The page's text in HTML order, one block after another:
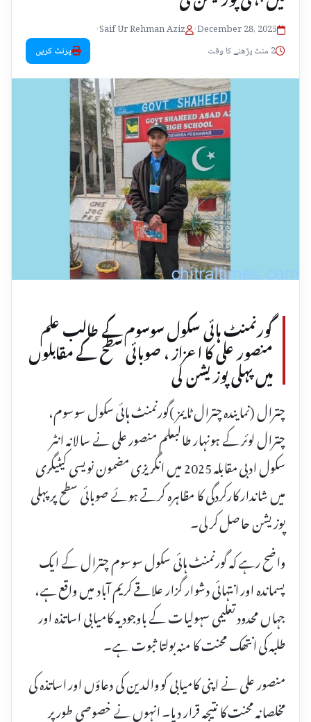
December 28, 2025
•
Saif Ur Rehman Aziz
•
2 منٹ پڑھنے کا وقت
پرنٹ کریں
گورنمنٹ ہائی سکول سوسوم کے طالب علم
منصور علی کا اعزاز ، صوبائی سطح کے مقابلوں
میں پہلی پوزیشن لی
چترال (نمایندہ چترال ٹایمز )گورنمنٹ ہائی سکول سوسوم،
چترال لوئر کے ہونہار طالبعلم منصور علی نے سالانہ انٹر
سکول ادبی مقابلہ 2025 میں انگریزی مضمون نویسی کیٹیگری
میں شاندار کارکردگی کا مظاہرہ کرتے ہوئے صوبائی سطح پر پہلی
پوزیشن حاصل کر لی۔
واضح رہے کہ گورنمنٹ ہائی سکول سوسوم چترال کے ایک
پسماندہ اور انتہائی دشوار گزار علاقے کریم آباد میں واقع ہے،
جہاں محدود تعلیمی سہولیات کے باوجود یہ کامیابی اساتذہ اور
طلبہ کی انتھک محنت کا منہ بولتا ثبوت ہے۔
منصور علی نے اپنی کامیابی کو والدین کی دعاؤں اور اساتذہ کی
مخلصانہ محنت کا نتیجہ قرار دیا۔ انہوں نے خصوصی طور پر